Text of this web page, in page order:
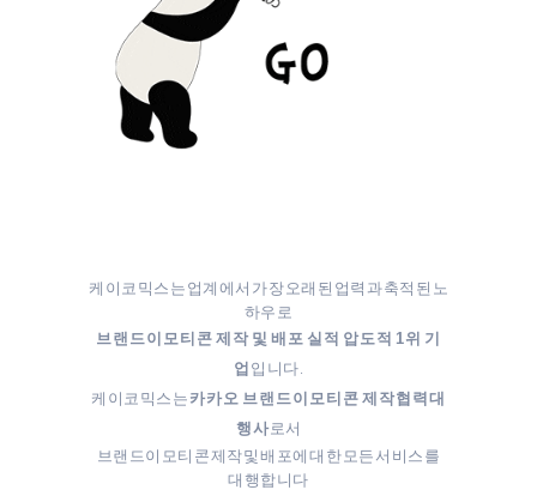
케이코믹스는 업계에서 가장 오래된 업력과 축적된 노
하우로
브랜드이모티콘 제작 및 배포 실적 압도적 1위 기
업 입니다.
케이코믹스는 카카오 브랜드이모티콘 제작협력대
행사로서
브랜드이모티콘 제작 및 배포에 대한 모든 서비스를
대행합니다